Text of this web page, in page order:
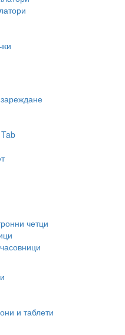
четци
и таблети